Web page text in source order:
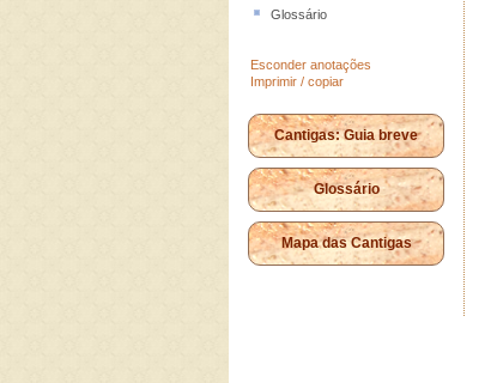
Glossário
Esconder anotações
Imprimir / copiar
Cantigas: Guia breve
Glossário
Mapa das Cantigas